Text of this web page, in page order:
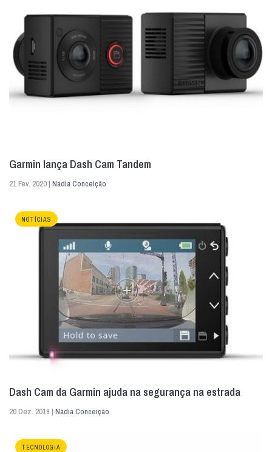
Garmin lança Dash Cam Tandem
21 Fev. 2020 | Nádia Conceição
NOTÍCIAS
Dash Cam da Garmin ajuda na segurança na estrada
20 Dez. 2019 | Nádia Conceição
TECNOLOGIA